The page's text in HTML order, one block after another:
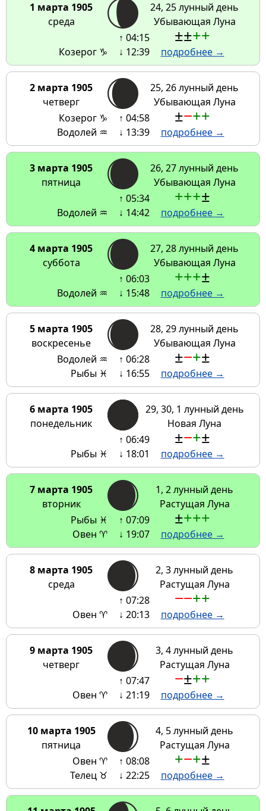
1 марта 1905
среда
24, 25 лунный день
Убывающая Луна
Козерог ♑
↑ 04:15
↓ 12:39
±±++
подробнее →
2 марта 1905
четверг
25, 26 лунный день
Убывающая Луна
Козерог ♑
Водолей ♒
↑ 04:58
↓ 13:39
±−++
подробнее →
3 марта 1905
пятница
26, 27 лунный день
Убывающая Луна
Водолей ♒
↑ 05:34
↓ 14:42
+++±
подробнее →
4 марта 1905
суббота
27, 28 лунный день
Убывающая Луна
Водолей ♒
↑ 06:03
↓ 15:48
+++±
подробнее →
5 марта 1905
воскресенье
28, 29 лунный день
Убывающая Луна
Водолей ♒
Рыбы ♓
↑ 06:28
↓ 16:55
±−+±
подробнее →
6 марта 1905
понедельник
29, 30, 1 лунный день
Новая Луна
Рыбы ♓
↑ 06:49
↓ 18:01
±−+±
подробнее →
7 марта 1905
вторник
1, 2 лунный день
Растущая Луна
Рыбы ♓
Овен ♈
↑ 07:09
↓ 19:07
±+++
подробнее →
8 марта 1905
среда
2, 3 лунный день
Растущая Луна
Овен ♈
↑ 07:28
↓ 20:13
−−++
подробнее →
9 марта 1905
четверг
3, 4 лунный день
Растущая Луна
Овен ♈
↑ 07:47
↓ 21:19
−±++
подробнее →
10 марта 1905
пятница
4, 5 лунный день
Растущая Луна
Овен ♈
Телец ♉
↑ 08:08
↓ 22:25
+−+±
подробнее →